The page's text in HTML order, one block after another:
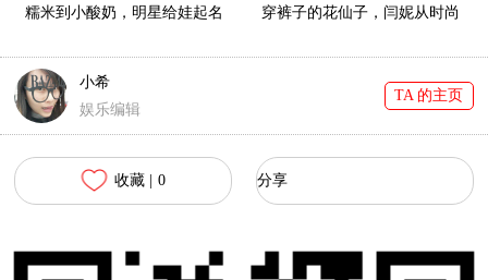
糯米到小酸奶，明星给娃起名
穿裤子的花仙子，闫妮从时尚
小希
娱乐编辑
TA 的主页
收藏 | 0 分享